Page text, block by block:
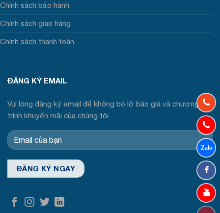
Chính sách bảo hành
Chính sách giao hàng
Chính sách thanh toán
ĐĂNG KÝ EMAIL
Vui lòng đăng ký email để không bỏ lỡ báo giá và chương
trình khuyến mãi của chúng tôi